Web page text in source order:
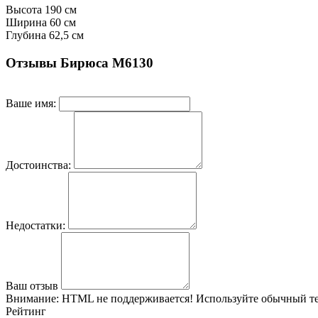
Высота 190 см
Ширина 60 см
Глубина 62,5 см
Отзывы Бирюса M6130
Ваше имя:
Достоинства:
Недостатки:
Ваш отзыв
Внимание: HTML не поддерживается! Используйте обычный
Рейтинг